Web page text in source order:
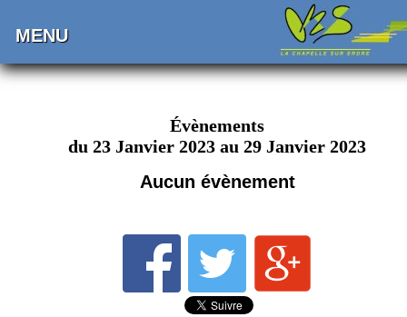
MENU
Évènements
du 23 Janvier 2023 au 29 Janvier 2023
Aucun évènement